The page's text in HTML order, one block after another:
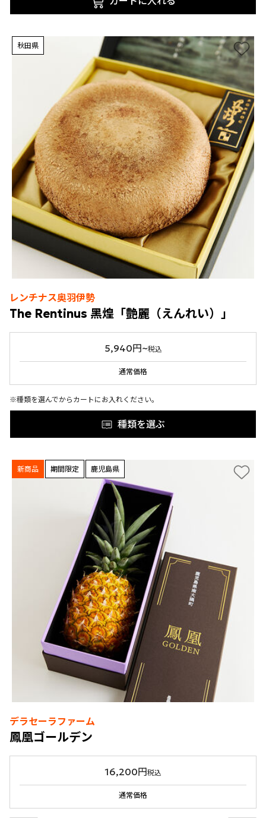
秋田県
レンチナス奥羽伊勢
The Rentinus 黑煌「艶麗（えんれい）」
5,940円~税込
通常価格
※種類を選んでからカートにお入れください。
種類を選ぶ
新商品 期間限定 鹿児島県
デラセーラファーム
鳳凰ゴールデン
16,200円税込
通常価格